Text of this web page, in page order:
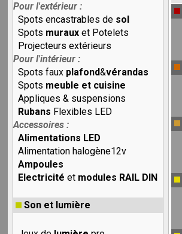
Pour l'extérieur :
Spots encastrables de sol
Spots muraux et Potelets
Projecteurs extérieurs
Pour l'intérieur :
Spots faux plafond&vérandas
Spots meuble et cuisine
Appliques & suspensions
Rubans Flexibles LED
Accessoires :
Alimentations LED
Alimentation halogène12v
Ampoules
Electricité et modules RAIL DIN
Son et lumière